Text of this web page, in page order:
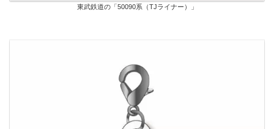
東武鉄道の「50090系（TJライナー）」